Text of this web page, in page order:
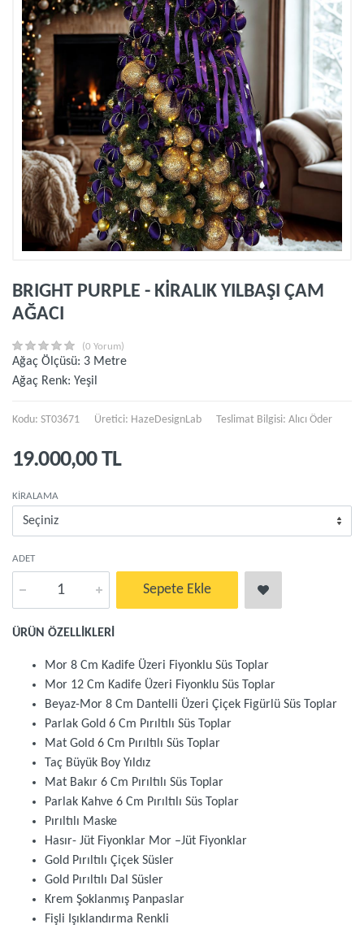
BRIGHT PURPLE - KİRALIK YILBAŞI ÇAM
AĞACI
(0 Yorum)
Ağaç Ölçüsü: 3 Metre
Ağaç Renk: Yeşil
Kodu: ST03671 Üretici: HazeDesignLab Teslimat Bilgisi: Alıcı Öder
19.000,00 TL
KIRALAMA
ADET
Sepete Ekle
ÜRÜN ÖZELLİKLERİ
Mor 8 Cm Kadife Üzeri Fiyonklu Süs Toplar
Mor 12 Cm Kadife Üzeri Fiyonklu Süs Toplar
Beyaz-Mor 8 Cm Dantelli Üzeri Çiçek Figürlü Süs Toplar
Parlak Gold 6 Cm Pırıltılı Süs Toplar
Mat Gold 6 Cm Pırıltılı Süs Toplar
Taç Büyük Boy Yıldız
Mat Bakır 6 Cm Pırıltılı Süs Toplar
Parlak Kahve 6 Cm Pırıltılı Süs Toplar
Pırıltılı Maske
Hasır- Jüt Fiyonklar Mor –Jüt Fiyonklar
Gold Pırıltılı Çiçek Süsler
Gold Pırıltılı Dal Süsler
Krem Şoklanmış Panpaslar
Fişli Işıklandırma Renkli